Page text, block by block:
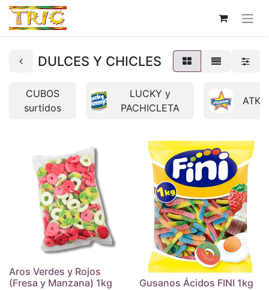
DULCES Y CHICLES
CUBOS
surtidos
LUCKY y
PACHICLETA
Aros Verdes y Rojos
(Fresa y Manzana) 1kg
Gusanos Ácidos FINI 1kg